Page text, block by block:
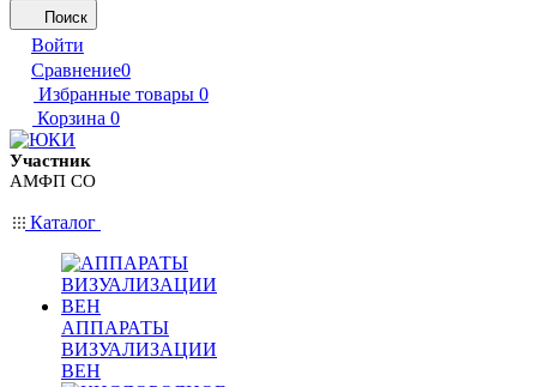
Поиск
Войти
Сравнение0
Избранные товары 0
Корзина 0
Участник
АМФП СО
Каталог
АППАРАТЫ
ВИЗУАЛИЗАЦИИ
ВЕН